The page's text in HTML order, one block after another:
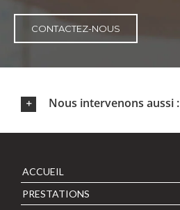
CONTACTEZ-NOUS
Nous intervenons aussi :
ACCUEIL
PRESTATIONS